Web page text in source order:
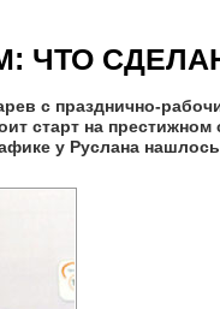
ЧТО
с празднично-
старт на
у Руслана